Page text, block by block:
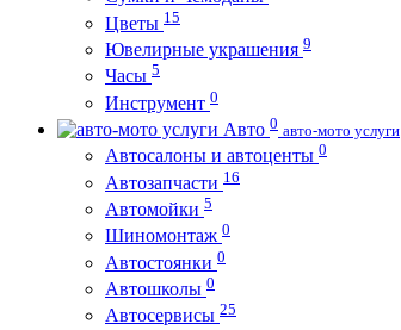
Цветы 15
Ювелирные украшения 9
Часы 5
Инструмент 0
Авто 0 авто-мото услуги
Автосалоны и автоценты 0
Автозапчасти 16
Автомойки 5
Шиномонтаж 0
Автостоянки 0
Автошколы 0
Автосервисы 25